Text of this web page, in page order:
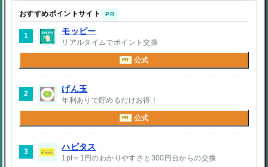
おすすめポイントサイト PR
1
モッピー
リアルタイムでポイント交換
PR 公式
2
げん玉
年利ありで貯めるだけお得！
PR 公式
3
ハピタス
1pt＝1円のわかりやすさと300円台からの交換